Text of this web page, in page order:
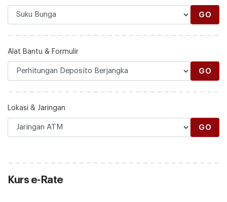
GO
Alat Bantu & Formulir
GO
Lokasi & Jaringan
GO
Kurs e-Rate